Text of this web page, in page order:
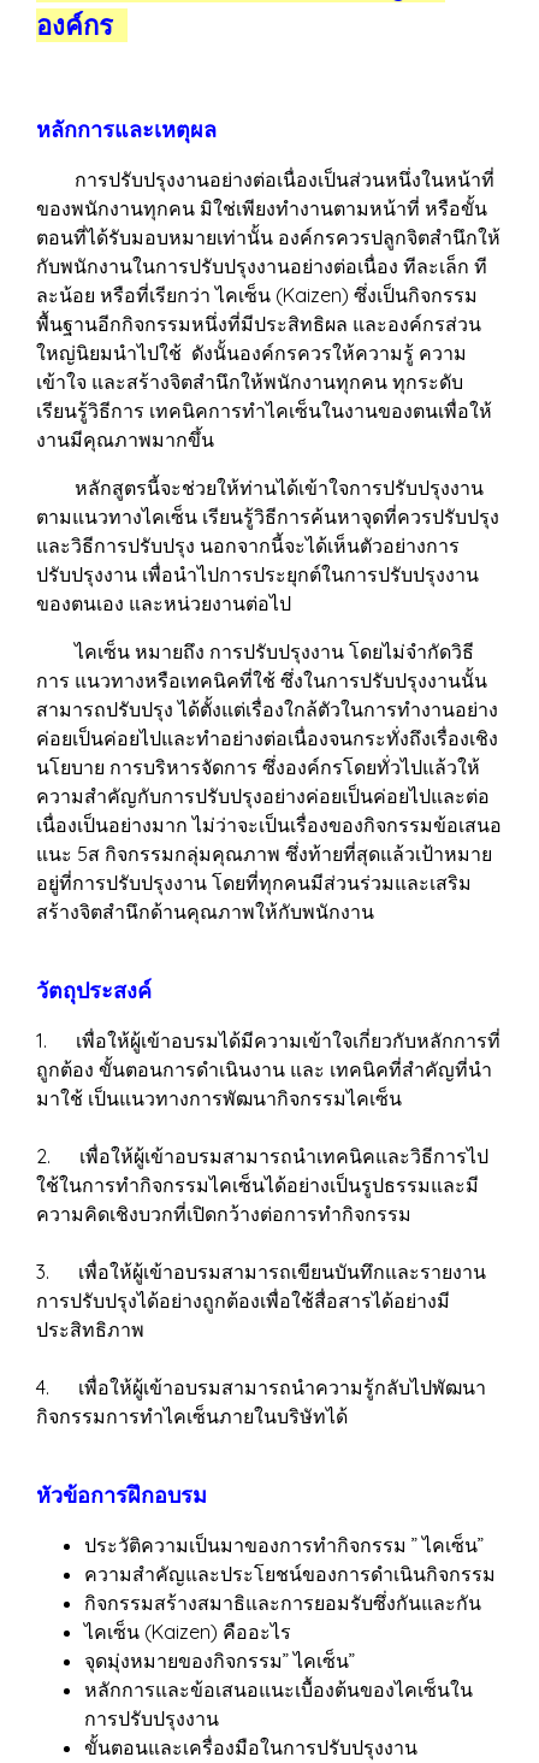
องค์กร
หลักการและเหตุผล
การปรับปรุงงานอย่างต่อเนื่องเป็นส่วนหนึ่งในหน้าที่
ของพนักงานทุกคน มิใช่เพียงทำงานตามหน้าที่ หรือขั้น
ตอนที่ได้รับมอบหมายเท่านั้น องค์กรควรปลูกจิตสำนึกให้
กับพนักงานในการปรับปรุงงานอย่างต่อเนื่อง ทีละเล็ก ที
ละน้อย หรือที่เรียกว่า ไคเซ็น (Kaizen) ซึ่งเป็นกิจกรรม
พื้นฐานอีกกิจกรรมหนึ่งที่มีประสิทธิผล และองค์กรส่วน
ใหญ่นิยมนำไปใช้ ดังนั้นองค์กรควรให้ความรู้ ความ
เข้าใจ และสร้างจิตสำนึกให้พนักงานทุกคน ทุกระดับ
เรียนรู้วิธีการ เทคนิคการทำไคเซ็นในงานของตนเพื่อให้
งานมีคุณภาพมากขึ้น
หลักสูตรนี้จะช่วยให้ท่านได้เข้าใจการปรับปรุงงาน
ตามแนวทางไคเซ็น เรียนรู้วิธีการค้นหาจุดที่ควรปรับปรุง
และวิธีการปรับปรุง นอกจากนี้จะได้เห็นตัวอย่างการ
ปรับปรุงงาน เพื่อนำไปการประยุกต์ในการปรับปรุงงาน
ของตนเอง และหน่วยงานต่อไป
ไคเซ็น หมายถึง การปรับปรุงงาน โดยไม่จำกัดวิธี
การ แนวทางหรือเทคนิคที่ใช้ ซึ่งในการปรับปรุงงานนั้น
สามารถปรับปรุง ได้ตั้งแต่เรื่องใกล้ตัวในการทำงานอย่าง
ค่อยเป็นค่อยไปและทำอย่างต่อเนื่องจนกระทั่งถึงเรื่องเชิง
นโยบาย การบริหารจัดการ ซึ่งองค์กรโดยทั่วไปแล้วให้
ความสำคัญกับการปรับปรุงอย่างค่อยเป็นค่อยไปและต่อ
เนื่องเป็นอย่างมาก ไม่ว่าจะเป็นเรื่องของกิจกรรมข้อเสนอ
แนะ 5ส กิจกรรมกลุ่มคุณภาพ ซึ่งท้ายที่สุดแล้วเป้าหมาย
อยู่ที่การปรับปรุงงาน โดยที่ทุกคนมีส่วนร่วมและเสริม
สร้างจิตสำนึกด้านคุณภาพให้กับพนักงาน
วัตถุประสงค์
1. เพื่อให้ผู้เข้าอบรมได้มีความเข้าใจเกี่ยวกับหลักการที่
ถูกต้อง ขั้นตอนการดำเนินงาน และ เทคนิคที่สำคัญที่นำ
มาใช้ เป็นแนวทางการพัฒนากิจกรรมไคเซ็น
2. เพื่อให้ผู้เข้าอบรมสามารถนำเทคนิคและวิธีการไป
ใช้ในการทำกิจกรรมไคเซ็นได้อย่างเป็นรูปธรรมและมี
ความคิดเชิงบวกที่เปิดกว้างต่อการทำกิจกรรม
3. เพื่อให้ผู้เข้าอบรมสามารถเขียนบันทึกและรายงาน
การปรับปรุงได้อย่างถูกต้องเพื่อใช้สื่อสารได้อย่างมี
ประสิทธิภาพ
4. เพื่อให้ผู้เข้าอบรมสามารถนำความรู้กลับไปพัฒนา
กิจกรรมการทำไคเซ็นภายในบริษัทได้
หัวข้อการฝึกอบรม
ประวัติความเป็นมาของการทำกิจกรรม ” ไคเซ็น”
ความสำคัญและประโยชน์ของการดำเนินกิจกรรม
กิจกรรมสร้างสมาธิและการยอมรับซึ่งกันและกัน
ไคเซ็น (Kaizen) คืออะไร
จุดมุ่งหมายของกิจกรรม” ไคเซ็น”
หลักการและข้อเสนอแนะเบื้องต้นของไคเซ็นใน
การปรับปรุงงาน
ขั้นตอนและเครื่องมือในการปรับปรุงงาน